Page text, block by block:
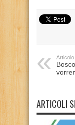
ARTICOLI